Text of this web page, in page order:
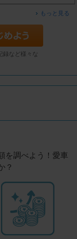
もっと見る
録など様々な
を調べよう！愛車
？